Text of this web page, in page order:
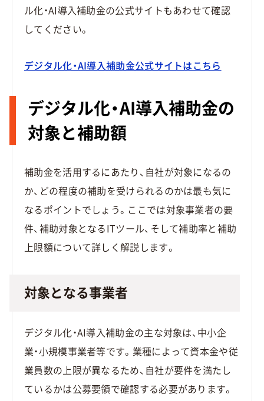
ル化・AI導入補助金の公式サイトもあわせて確認
してください。
デジタル化・AI導入補助金公式サイトはこちら
デジタル化・AI導入補助金の
対象と補助額
補助金を活用するにあたり、自社が対象になるの
か、どの程度の補助を受けられるのかは最も気に
なるポイントでしょう。ここでは対象事業者の要
件、補助対象となるITツール、そして補助率と補助
上限額について詳しく解説します。
対象となる事業者
デジタル化・AI導入補助金の主な対象は、中小企
業・小規模事業者等です。業種によって資本金や従
業員数の上限が異なるため、自社が要件を満たし
ているかは公募要領で確認する必要があります。